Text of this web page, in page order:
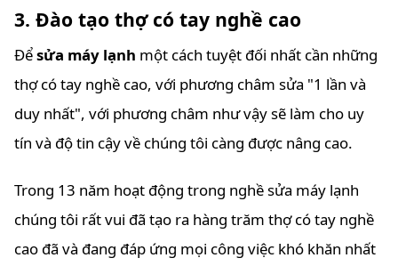
3. Đào tạo thợ có tay nghề cao
Đểsửa máy lạnh một cách tuyệt đối nhất cần những
thợ có tay nghề cao, với phương châm sửa "1 lần và
duy nhất", với phương châm như vậy sẽ làm cho uy
tín và độ tin cậy về chúng tôi càng được nâng cao.
Trong 13 năm hoạt động trong nghề sửa máy lạnh
chúng tôi rất vui đã tạo ra hàng trăm thợ có tay nghề
cao đã và đang đáp ứng mọi công việc khó khăn nhất